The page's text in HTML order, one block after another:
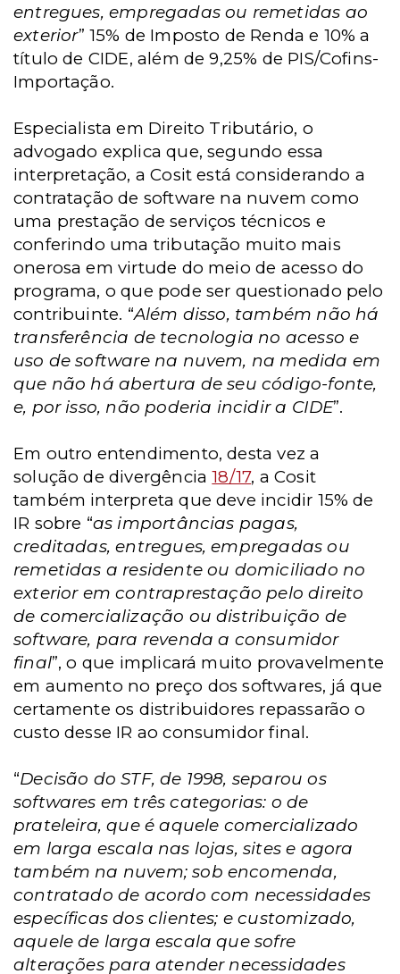
entregues, empregadas ou remetidas ao
exterior” 15% de Imposto de Renda e 10% a
título de CIDE, além de 9,25% de PIS/Cofins-
Importação.
Especialista em Direito Tributário, o
advogado explica que, segundo essa
interpretação, a Cosit está considerando a
contratação de software na nuvem como
uma prestação de serviços técnicos e
conferindo uma tributação muito mais
onerosa em virtude do meio de acesso do
programa, o que pode ser questionado pelo
contribuinte. “Além disso, também não há
transferência de tecnologia no acesso e
uso de software na nuvem, na medida em
que não há abertura de seu código-fonte,
e, por isso, não poderia incidir a CIDE”.
Em outro entendimento, desta vez a
solução de divergência18/17, a Cosit
também interpreta que deve incidir 15% de
IR sobre “as importâncias pagas,
creditadas, entregues, empregadas ou
remetidas a residente ou domiciliado no
exterior em contraprestação pelo direito
de comercialização ou distribuição de
software, para revenda a consumidor
final”, o que implicará muito provavelmente
em aumento no preço dos softwares, já que
certamente os distribuidores repassarão o
custo desse IR ao consumidor final.
“Decisão do STF, de 1998, separou os
softwares em três categorias: o de
prateleira, que é aquele comercializado
em larga escala nas lojas, sites e agora
também na nuvem; sob encomenda,
contratado de acordo com necessidades
específicas dos clientes; e customizado,
aquele de larga escala que sofre
alterações para atender necessidades